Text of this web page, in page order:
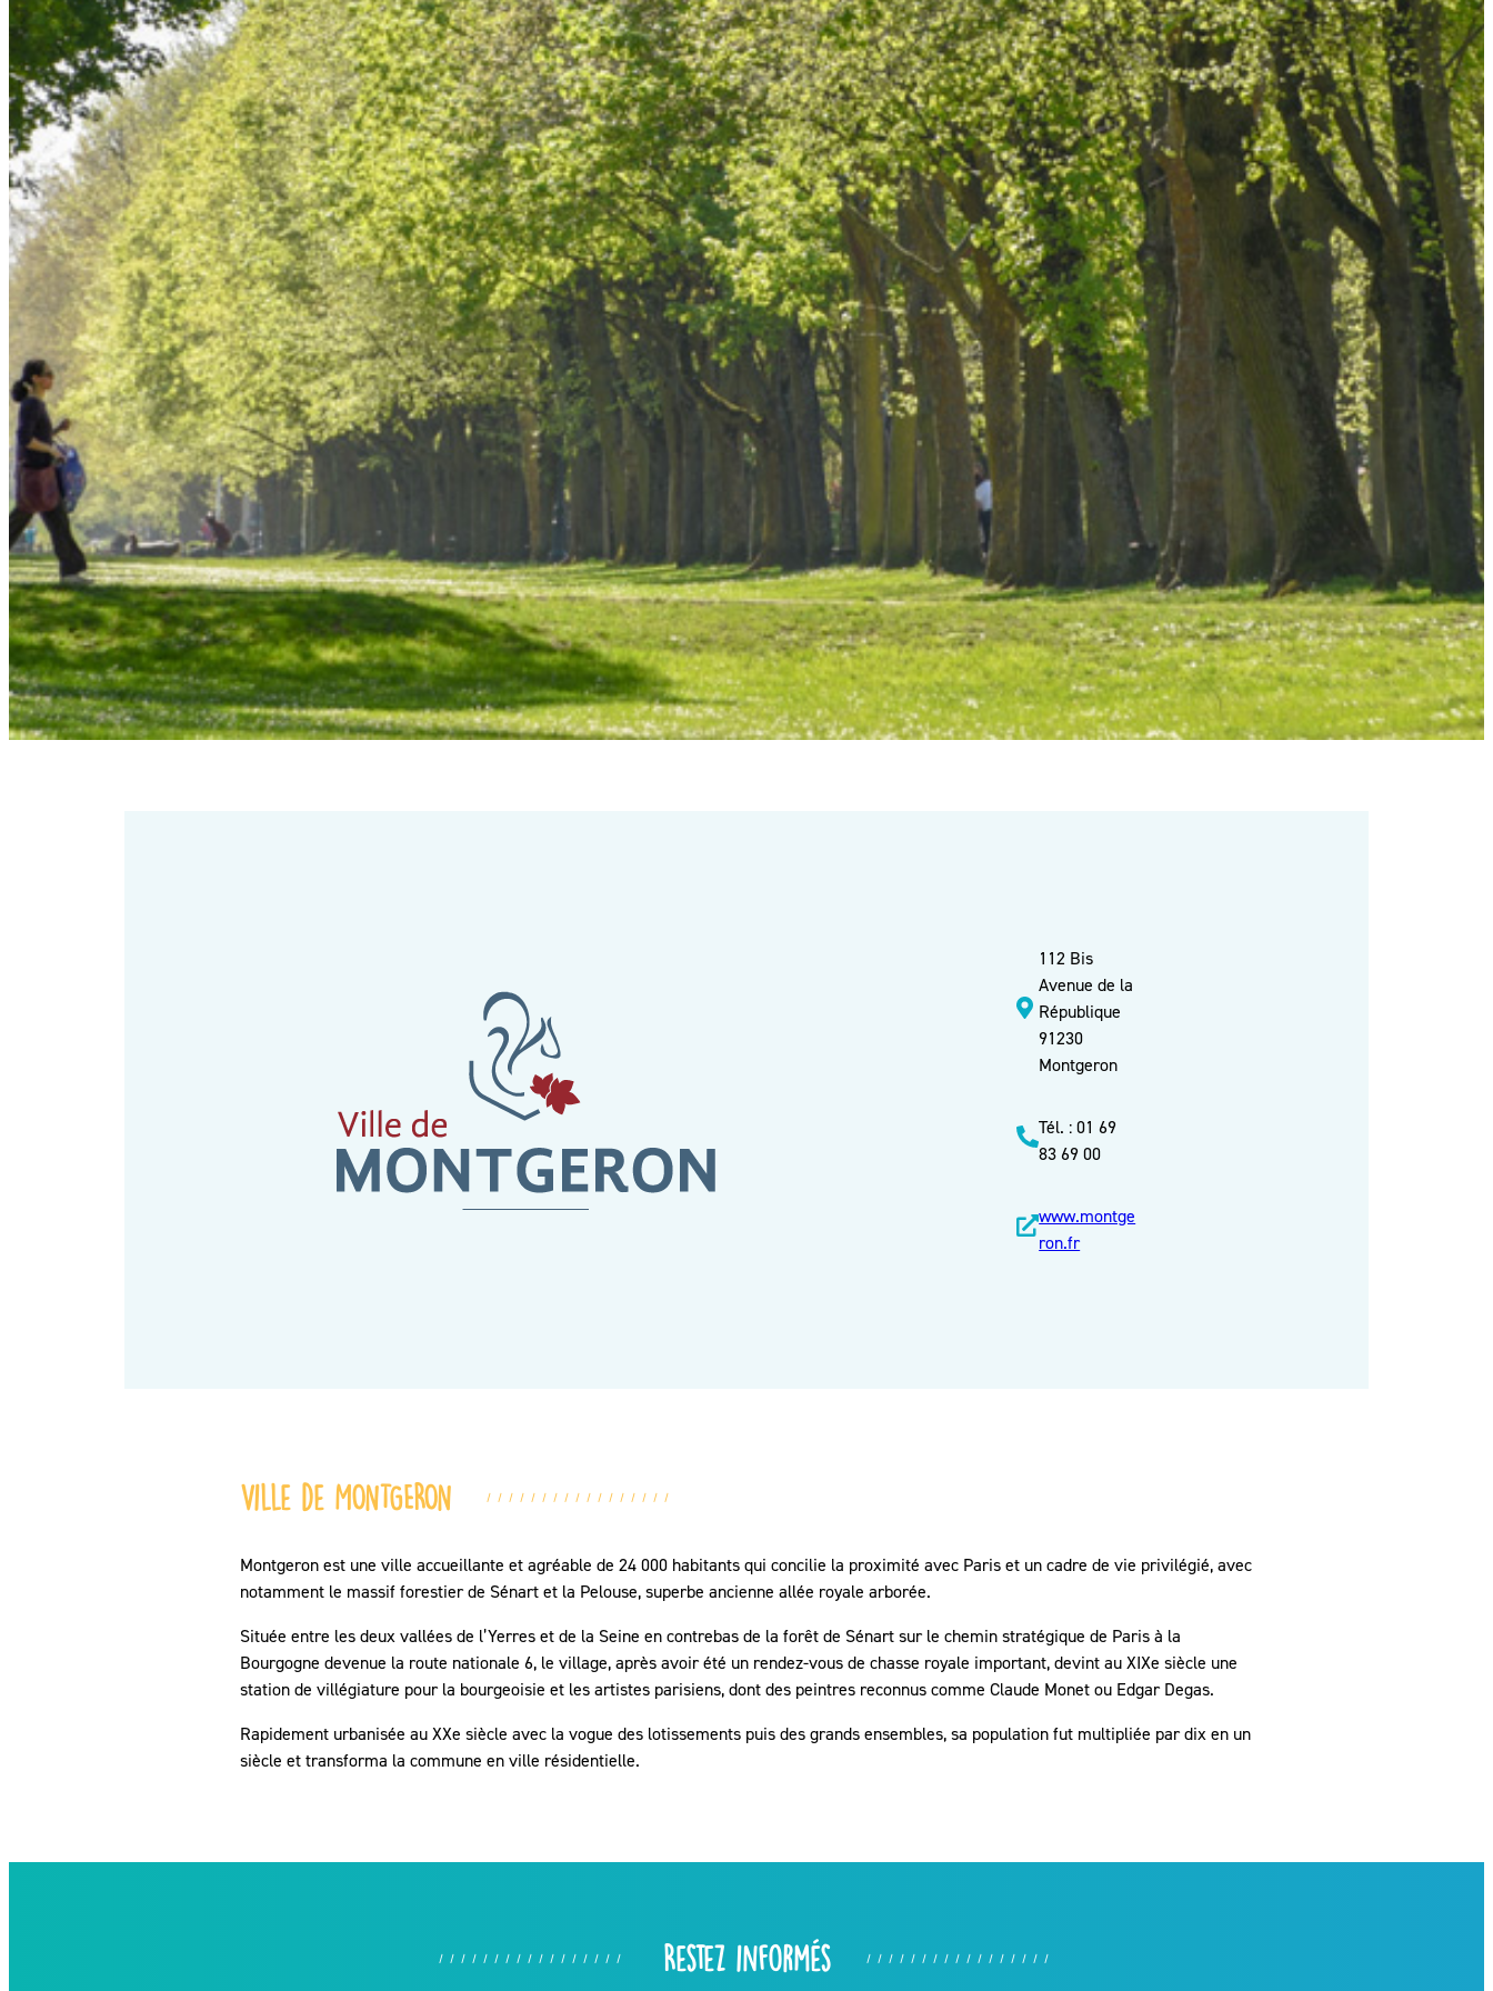
112 Bis
Avenue de la
République
91230
Montgeron
Tél. : 01 69
83 69 00
www.montge
ron.fr
Ville de MONTGERON
Montgeron est une ville accueillante et agréable de 24 000 habitants qui concilie la proximité avec Paris et un cadre de vie privilégié, avec
notamment le massif forestier de Sénart et la Pelouse, superbe ancienne allée royale arborée.
Située entre les deux vallées de l’Yerres et de la Seine en contrebas de la forêt de Sénart sur le chemin stratégique de Paris à la
Bourgogne devenue la route nationale 6, le village, après avoir été un rendez-vous de chasse royale important, devint au XIXe siècle une
station de villégiature pour la bourgeoisie et les artistes parisiens, dont des peintres reconnus comme Claude Monet ou Edgar Degas.
Rapidement urbanisée au XXe siècle avec la vogue des lotissements puis des grands ensembles, sa population fut multipliée par dix en un
siècle et transforma la commune en ville résidentielle.
Restez informés